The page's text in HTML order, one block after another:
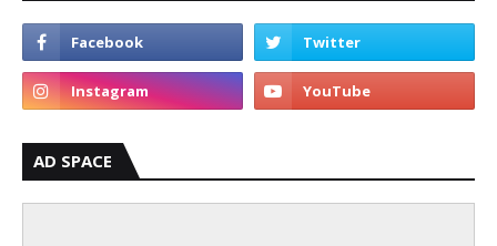
AD SPACE